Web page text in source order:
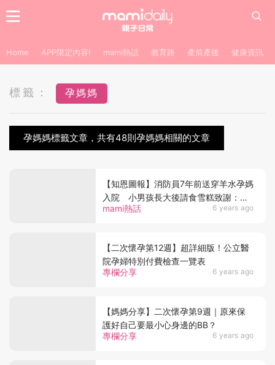
Home APP限定內容! mami熱話 教育路 產前產後 健康資訊
標籤： 孕媽媽
孕媽媽標籤文章，共有48則孕媽媽相關的文章
mami熱話 6 years ago
【知恩圖報】消防員7年前送穿羊水孕媽
入院 小男孩長大後請食雪糕致謝：謝
謝叔叔送媽媽到醫院，讓我平安出生
專欄分享 6 years ago
【二次懷孕第12週】超詳細版！公立醫
院孕婦特別付費檢查一覽表
專欄分享 6 years ago
【媽媽分享】二次懷孕第9週｜原來保
護好自己要最小心身邊的BB？